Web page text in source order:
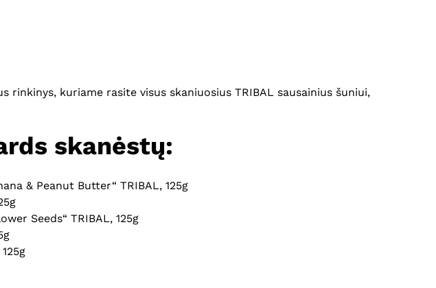
rinkinys, kuriame rasite visus skaniuosius TRIBAL sausainius šuniui,
skanėstų:
& Peanut Butter“ TRIBAL, 125g
Seeds“ TRIBAL, 125g